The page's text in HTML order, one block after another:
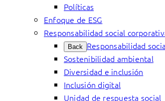
Políticas
Enfoque de ESG
Responsabilidad social
Back Responsabilidad
Sostenibilidad ambiental
Diversidad e inclusión
Inclusión digital
Unidad de respuesta social